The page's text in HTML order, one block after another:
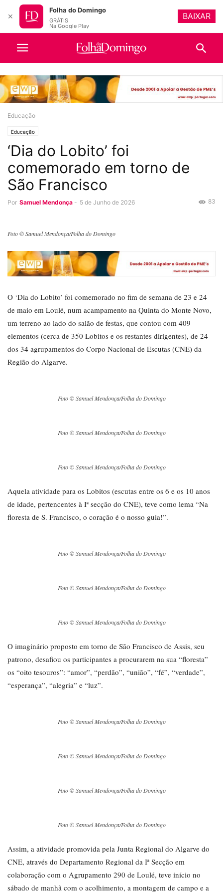
Educação
Educação
‘Dia do Lobito’ foi
comemorado em torno de
São Francisco
Por Samuel Mendonça - 5 de Junho de 2026 83
Foto © Samuel Mendonça/Folha do Domingo
O ‘Dia do Lobito’ foi comemorado no fim de semana de 23 e 24
de maio em Loulé, num acampamento na Quinta do Monte Novo,
um terreno ao lado do salão de festas, que contou com 409
elementos (cerca de 350 Lobitos e os restantes dirigentes), de 24
dos 34 agrupamentos do Corpo Nacional de Escutas (CNE) da
Região do Algarve.
Foto © Samuel Mendonça/Folha do Domingo
Foto © Samuel Mendonça/Folha do Domingo
Foto © Samuel Mendonça/Folha do Domingo
Aquela atividade para os Lobitos (escutas entre os 6 e os 10 anos
de idade, pertencentes à Iª secção do CNE), teve como lema “Na
floresta de S. Francisco, o coração é o nosso guia!”.
Foto © Samuel Mendonça/Folha do Domingo
Foto © Samuel Mendonça/Folha do Domingo
Foto © Samuel Mendonça/Folha do Domingo
O imaginário proposto em torno de São Francisco de Assis, seu
patrono, desafiou os participantes a procurarem na sua “floresta”
os “oito tesouros”: “amor”, “perdão”, “união”, “fé”, “verdade”,
“esperança”, “alegria” e “luz”.
Foto © Samuel Mendonça/Folha do Domingo
Foto © Samuel Mendonça/Folha do Domingo
Foto © Samuel Mendonça/Folha do Domingo
Foto © Samuel Mendonça/Folha do Domingo
Assim, a atividade promovida pela Junta Regional do Algarve do
CNE, através do Departamento Regional da Iª Secção em
colaboração com o Agrupamento 290 de Loulé, teve início no
sábado de manhã com o acolhimento, a montagem de campo e a
✕
Folha do Domingo
GRÁTIS
Na Google Play
BAIXAR